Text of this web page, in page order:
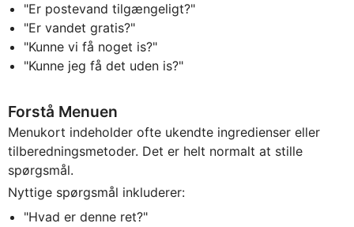
"Er postevand tilgængeligt?"
"Er vandet gratis?"
"Kunne vi få noget is?"
"Kunne jeg få det uden is?"
Forstå Menuen
Menukort indeholder ofte ukendte ingredienser eller
tilberedningsmetoder. Det er helt normalt at stille
spørgsmål.
Nyttige spørgsmål inkluderer:
"Hvad er denne ret?"